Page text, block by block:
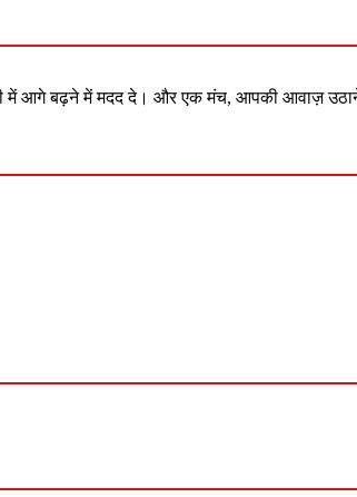
में आगे बढ़ने में मदद दे। और एक मंच, आपकी आवाज़